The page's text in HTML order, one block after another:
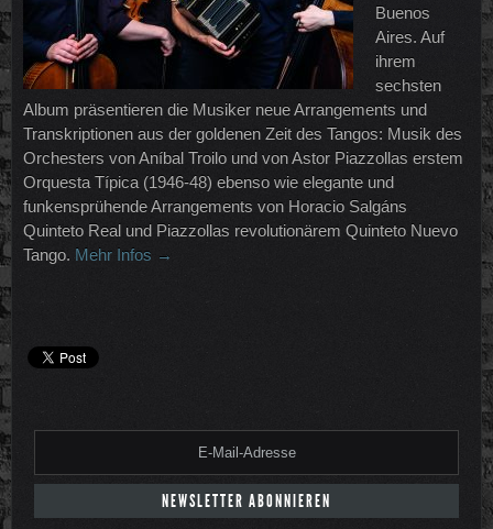
Buenos
Aires. Auf
ihrem
sechsten
Album präsentieren die Musiker neue Arrangements und
Transkriptionen aus der goldenen Zeit des Tangos: Musik des
Orchesters von Aníbal Troilo und von Astor Piazzollas erstem
Orquesta Típica (1946-48) ebenso wie elegante und
funkensprühende Arrangements von Horacio Salgáns
Quinteto Real und Piazzollas revolutionärem Quinteto Nuevo
Tango. Mehr Infos →